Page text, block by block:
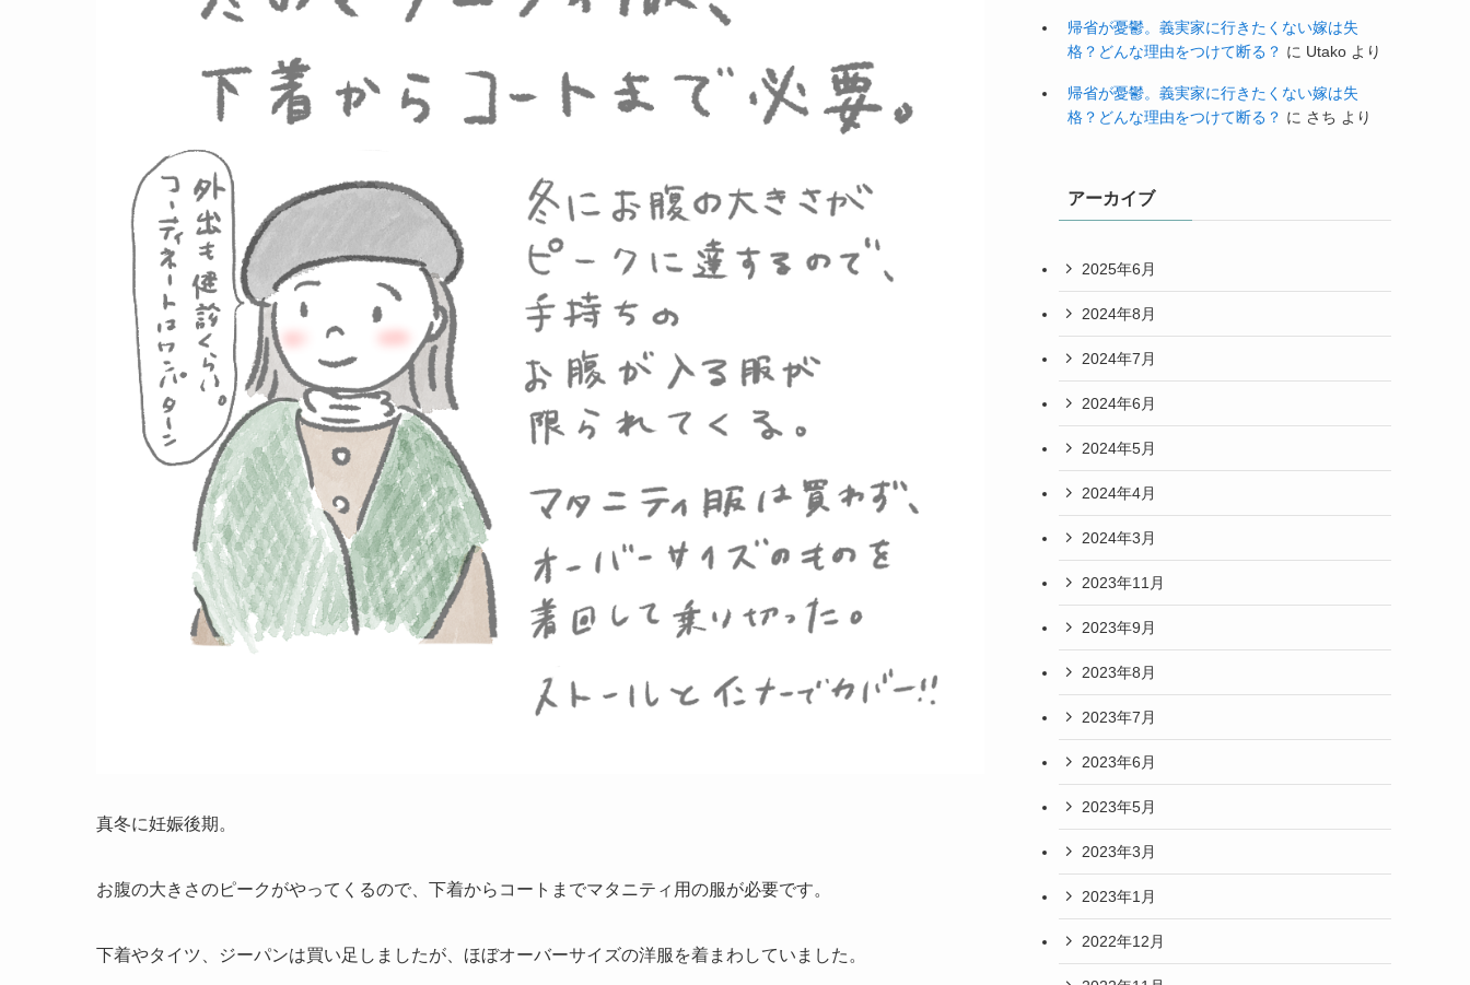
真冬に妊娠後期。
お腹の大きさのピークがやってくるので、下着からコートまでマタニティ用の服が必要です。
下着やタイツ、ジーパンは買い足しましたが、ほぼオーバーサイズの洋服を着まわしていました。
帰省が憂鬱。義実家に行きたくない嫁は失
格？どんな理由をつけて断る？ に Utako より
帰省が憂鬱。義実家に行きたくない嫁は失
格？どんな理由をつけて断る？ に さち より
アーカイブ
2025年6月
2024年8月
2024年7月
2024年6月
2024年5月
2024年4月
2024年3月
2023年11月
2023年9月
2023年8月
2023年7月
2023年6月
2023年5月
2023年3月
2023年1月
2022年12月